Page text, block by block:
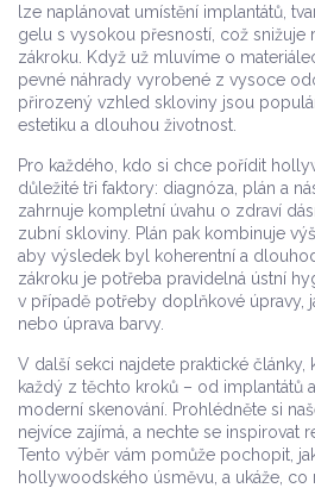
lze naplánovat umístění implantátů,
gelu s vysokou přesností, což snižuje
zákroku. Když už mluvíme o
pevné náhrady vyrobené z vysoce
přirozený vzhled skloviny jsou
estetiku a dlouhou životnost.
Pro každého, kdo si chce pořídit
důležité tři faktory: diagnóza, plán a
zahrnuje kompletní úvahu o zdraví
zubní skloviny. Plán pak kombinuje
aby výsledek byl koherentní a
zákroku je potřeba pravidelná ústní
v případě potřeby doplňkové úpravy,
nebo úprava barvy.
V další sekci najdete praktické
každý z těchto kroků – od implantátů
moderní skenování. Prohlédněte si
nejvíce zajímá, a nechte se inspirovat
Tento výběr vám pomůže pochopit,
hollywoodského úsměvu, a ukáže, co